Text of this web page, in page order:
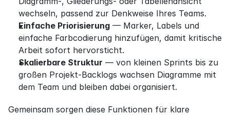
wechseln, passend zur Denkweise Ihres Teams.
Einfache Priorisierung — Marker, Labels und
einfache Farbcodierung hinzufügen, damit kritische
Arbeit sofort hervorsticht.
Skalierbare Struktur — von kleinen Sprints bis zu
großen Projekt-Backlogs wachsen Diagramme mit
dem Team und bleiben dabei organisiert.
Gemeinsam sorgen diese Funktionen für klare